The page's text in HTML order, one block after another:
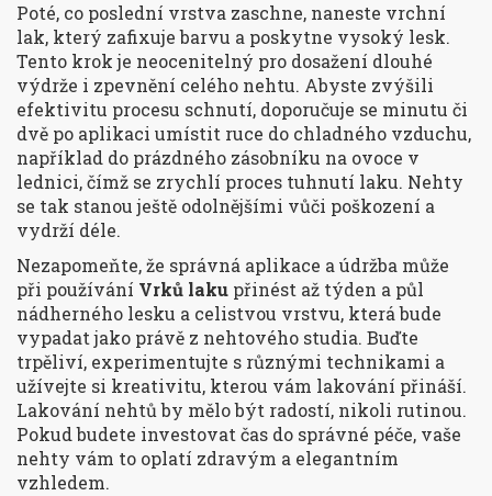
Poté, co poslední vrstva zaschne, naneste vrchní
lak, který zafixuje barvu a poskytne vysoký lesk.
Tento krok je neocenitelný pro dosažení dlouhé
výdrže i zpevnění celého nehtu. Abyste zvýšili
efektivitu procesu schnutí, doporučuje se minutu či
dvě po aplikaci umístit ruce do chladného vzduchu,
například do prázdného zásobníku na ovoce v
lednici, čímž se zrychlí proces tuhnutí laku. Nehty
se tak stanou ještě odolnějšími vůči poškození a
vydrží déle.
Nezapomeňte, že správná aplikace a údržba může
při používání Vrků laku přinést až týden a půl
nádherného lesku a celistvou vrstvu, která bude
vypadat jako právě z nehtového studia. Buďte
trpěliví, experimentujte s různými technikami a
užívejte si kreativitu, kterou vám lakování přináší.
Lakování nehtů by mělo být radostí, nikoli rutinou.
Pokud budete investovat čas do správné péče, vaše
nehty vám to oplatí zdravým a elegantním
vzhledem.